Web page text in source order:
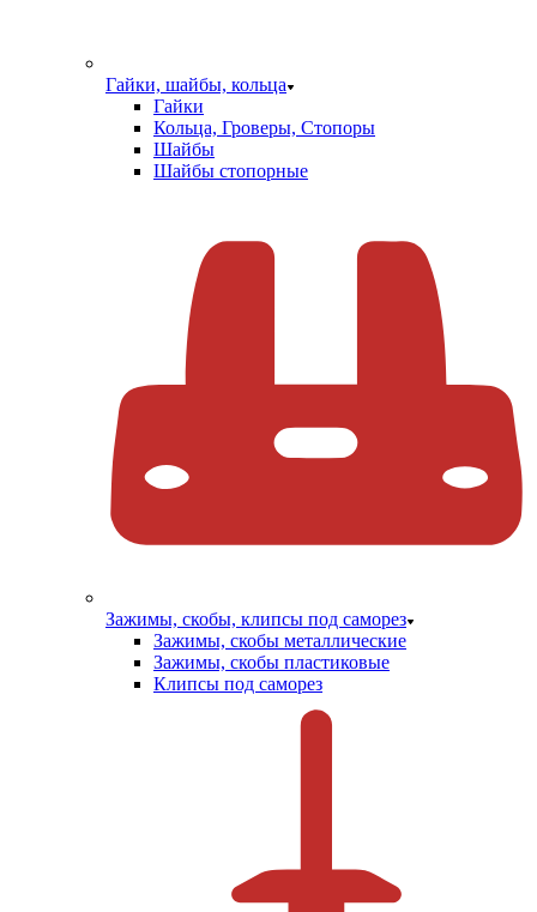
Гайки, шайбы, кольца
Гайки
Кольца, Гроверы, Стопоры
Шайбы
Шайбы стопорные
Зажимы, скобы, клипсы под саморез
Зажимы, скобы металлические
Зажимы, скобы пластиковые
Клипсы под саморез